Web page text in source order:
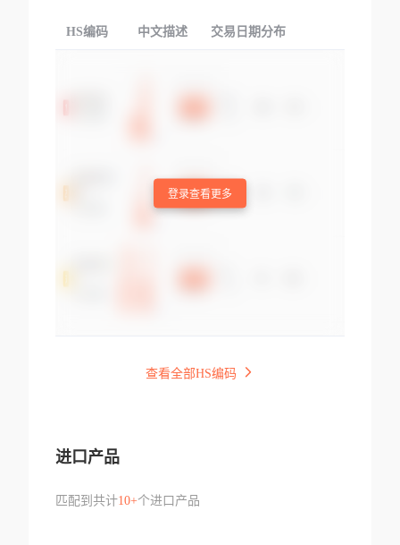
HS编码 中文描述 交易日期分布
登录查看更多
查看全部HS编码
进口产品
匹配到共计10+个进口产品